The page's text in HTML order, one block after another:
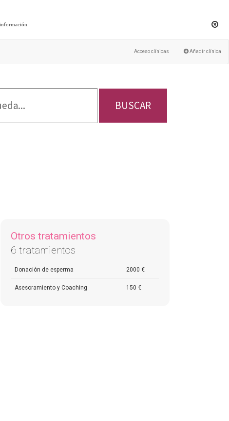
Acceso clínicas Añadir clínica
BUSCAR
Otros tratamientos
6 tratamientos
Donación de esperma 2000 €
Asesoramiento y Coaching 150 €